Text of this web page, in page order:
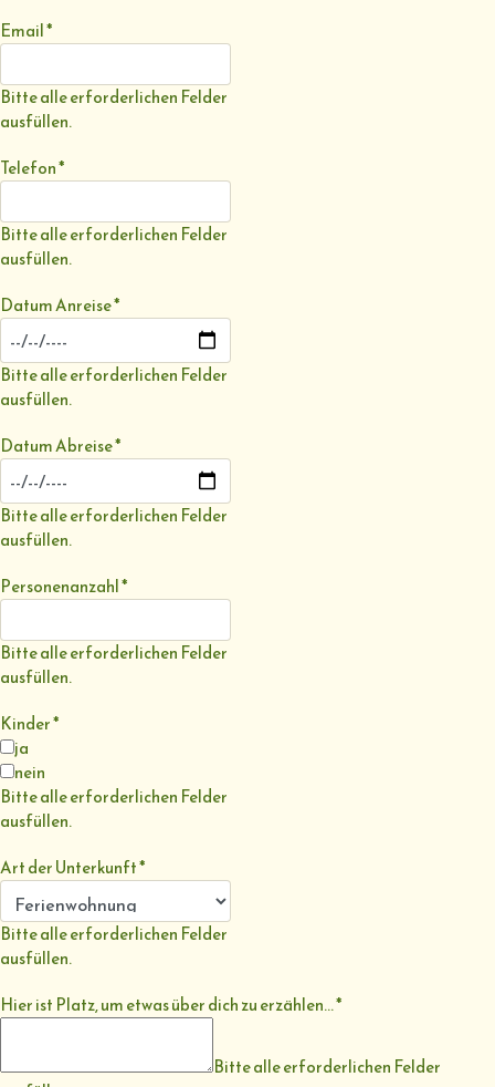
Email*
Bitte alle erforderlichen Felder
ausfüllen.
Telefon*
Bitte alle erforderlichen Felder
ausfüllen.
Datum Anreise*
Bitte alle erforderlichen Felder
ausfüllen.
Datum Abreise*
Bitte alle erforderlichen Felder
ausfüllen.
Personenanzahl*
Bitte alle erforderlichen Felder
ausfüllen.
Kinder*
ja
nein
Bitte alle erforderlichen Felder
ausfüllen.
Art der Unterkunft*
Bitte alle erforderlichen Felder
ausfüllen.
Hier ist Platz, um etwas über dich zu erzählen...*
Bitte alle erforderlichen Felder